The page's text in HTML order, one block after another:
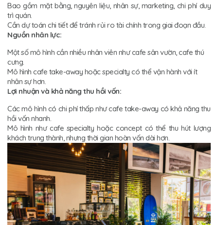
Bao gồm mặt bằng, nguyên liệu, nhân sự, marketing, chi phí duy
trì quán.
Cần dự toán chi tiết để tránh rủi ro tài chính trong giai đoạn đầu.
Nguồn nhân lực:
Một số mô hình cần nhiều nhân viên như cafe sân vườn, cafe thú
cưng.
Mô hình cafe take-away hoặc specialty có thể vận hành với ít
nhân sự hơn.
Lợi nhuận và khả năng thu hồi vốn:
Các mô hình có chi phí thấp như cafe take-away có khả năng thu
hồi vốn nhanh.
Mô hình như cafe specialty hoặc concept có thể thu hút lượng
khách trung thành, nhưng thời gian hoàn vốn dài hơn.